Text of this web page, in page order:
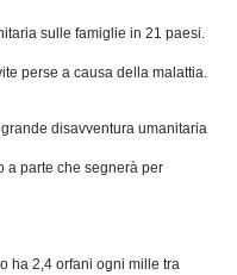
sulle famiglie in 21 paesi.
perse a causa della malattia.
disavventura umanitaria
a parte che segnerà per
ha 2,4 orfani ogni mille tra